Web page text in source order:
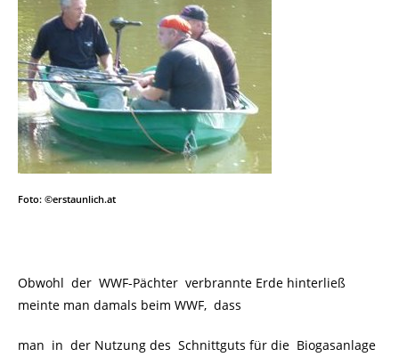
Foto: ©erstaunlich.at
Obwohl der WWF-Pächter verbrannte Erde hinterließ
meinte man damals beim WWF, dass
man in der Nutzung des Schnittguts für die Biogasanlage